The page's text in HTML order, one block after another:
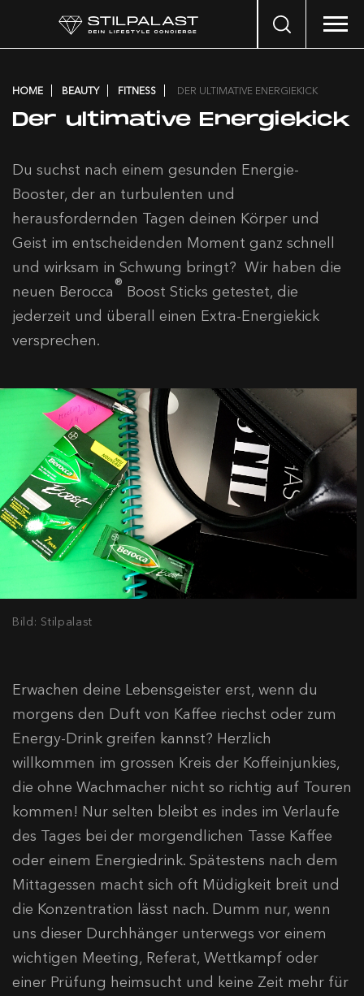
Search
HOME BEAUTY FITNESS DER ULTIMATIVE ENERGIEKICK
Der ultimative Energiekick
Du suchst nach einem gesunden Energie-
Booster, der an turbulenten und
herausfordernden Tagen deinen Körper und
Geist im entscheidenden Moment ganz schnell
und wirksam in Schwung bringt? Wir haben die
neuen Berocca® Boost Sticks getestet, die
jederzeit und überall einen Extra-Energiekick
versprechen.
Bild: Stilpalast
Erwachen deine Lebensgeister erst, wenn du
morgens den Duft von Kaffee riechst oder zum
Energy-Drink greifen kannst? Herzlich
willkommen im grossen Kreis der Koffeinjunkies,
die ohne Wachmacher nicht so richtig auf Touren
kommen! Nur selten bleibt es indes im Verlaufe
des Tages bei der morgendlichen Tasse Kaffee
oder einem Energiedrink. Spätestens nach dem
Mittagessen macht sich oft Müdigkeit breit und
die Konzentration lässt nach. Dumm nur, wenn
uns dieser Durchhänger unterwegs vor einem
wichtigen Meeting, Referat, Wettkampf oder
einer Prüfung heimsucht und keine Zeit mehr für